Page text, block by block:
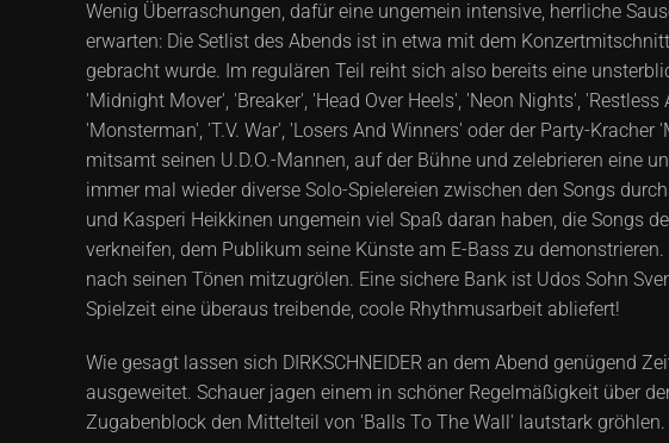
Wenig Überraschungen, dafür eine ungemein intensive, herrliche
erwarten: Die Setlist des Abends ist in etwa mit dem
gebracht wurde. Im regulären Teil reiht sich also bereits eine
'Midnight Mover', 'Breaker', 'Head Over Heels', 'Neon Nights',
'Monsterman', 'T.V. War', 'Losers And Winners' oder der Party-
mitsamt seinen U.D.O.-Mannen, auf der Bühne und zelebrieren eine
immer mal wieder diverse Solo-Spielereien zwischen den Songs
und Kasperi Heikkinen ungemein viel Spaß daran haben, die Songs
verkneifen, dem Publikum seine Künste am E-Bass zu
nach seinen Tönen mitzugrölen. Eine sichere Bank ist Udos Sohn
Spielzeit eine überaus treibende, coole Rhythmusarbeit abliefert!
Wie gesagt lassen sich DIRKSCHNEIDER an dem Abend genügend
ausgeweitet. Schauer jagen einem in schöner Regelmäßigkeit über
Zugabenblock den Mittelteil von 'Balls To The Wall' lautstark